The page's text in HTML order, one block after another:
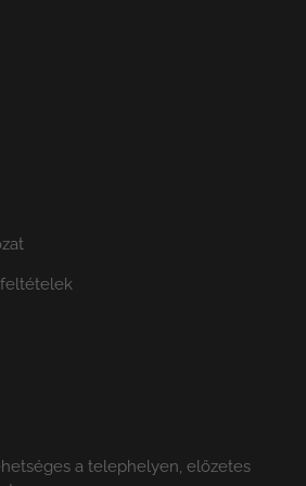
a telephelyen, előzetes